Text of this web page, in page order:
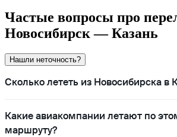
Частые вопросы про
Новосибирск — Казань
Нашли неточность?
Сколько лететь из Новосибирска в
Какие авиакомпании летают по
маршруту?